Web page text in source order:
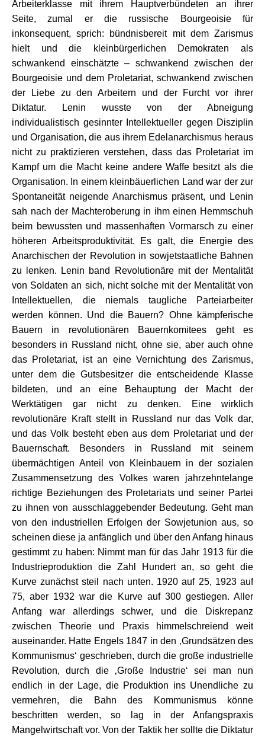
Arbeiterklasse mit ihrem Hauptverbündeten an ihrer
Seite, zumal er die russische Bourgeoisie für
inkonsequent, sprich: bündnisbereit mit dem Zarismus
hielt und die kleinbürgerlichen Demokraten als
schwankend einschätzte – schwankend zwischen der
Bourgeoisie und dem Proletariat, schwankend zwischen
der Liebe zu den Arbeitern und der Furcht vor ihrer
Diktatur. Lenin wusste von der Abneigung
individualistisch gesinnter Intellektueller gegen Disziplin
und Organisation, die aus ihrem Edelanarchismus heraus
nicht zu praktizieren verstehen, dass das Proletariat im
Kampf um die Macht keine andere Waffe besitzt als die
Organisation. In einem kleinbäuerlichen Land war der zur
Spontaneität neigende Anarchismus präsent, und Lenin
sah nach der Machteroberung in ihm einen Hemmschuh
beim bewussten und massenhaften Vormarsch zu einer
höheren Arbeitsproduktivität. Es galt, die Energie des
Anarchischen der Revolution in sowjetstaatliche Bahnen
zu lenken. Lenin band Revolutionäre mit der Mentalität
von Soldaten an sich, nicht solche mit der Mentalität von
Intellektuellen, die niemals taugliche Parteiarbeiter
werden können. Und die Bauern? Ohne kämpferische
Bauern in revolutionären Bauernkomitees geht es
besonders in Russland nicht, ohne sie, aber auch ohne
das Proletariat, ist an eine Vernichtung des Zarismus,
unter dem die Gutsbesitzer die entscheidende Klasse
bildeten, und an eine Behauptung der Macht der
Werktätigen gar nicht zu denken. Eine wirklich
revolutionäre Kraft stellt in Russland nur das Volk dar,
und das Volk besteht eben aus dem Proletariat und der
Bauernschaft. Besonders in Russland mit seinem
übermächtigen Anteil von Kleinbauern in der sozialen
Zusammensetzung des Volkes waren jahrzehntelange
richtige Beziehungen des Proletariats und seiner Partei
zu ihnen von ausschlaggebender Bedeutung. Geht man
von den industriellen Erfolgen der Sowjetunion aus, so
scheinen diese ja anfänglich und über den Anfang hinaus
gestimmt zu haben: Nimmt man für das Jahr 1913 für die
Industrieproduktion die Zahl Hundert an, so geht die
Kurve zunächst steil nach unten. 1920 auf 25, 1923 auf
75, aber 1932 war die Kurve auf 300 gestiegen. Aller
Anfang war allerdings schwer, und die Diskrepanz
zwischen Theorie und Praxis himmelschreiend weit
auseinander. Hatte Engels 1847 in den ‚Grundsätzen des
Kommunismus‘ geschrieben, durch die große industrielle
Revolution, durch die ‚Große Industrie‘ sei man nun
endlich in der Lage, die Produktion ins Unendliche zu
vermehren, die Bahn des Kommunismus könne
beschritten werden, so lag in der Anfangspraxis
Mangelwirtschaft vor. Von der Taktik her sollte die Diktatur